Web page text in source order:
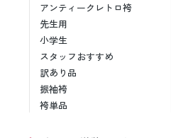
アンティークレトロ袴
先生用
小学生
スタッフおすすめ
訳あり品
振袖袴
袴単品